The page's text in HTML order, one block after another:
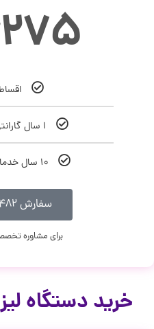
۲۷۵
اقساط ۲۴
۱ سال گارانتی بی قید و شرط
۱۰ سال خدمات پس از فروش
سفارش ۰۹۱۲۷۱۸۵۴۸۲
برای مشاوره
خرید دستگاه